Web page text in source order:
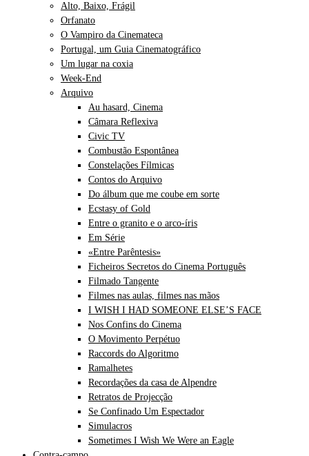
Alto, Baixo, Frágil
Orfanato
O Vampiro da Cinemateca
Portugal, um Guia Cinematográfico
Um lugar na coxia
Week-End
Arquivo
Au hasard, Cinema
Câmara Reflexiva
Civic TV
Combustão Espontânea
Constelações Fílmicas
Contos do Arquivo
Do álbum que me coube em sorte
Ecstasy of Gold
Entre o granito e o arco-íris
Em Série
«Entre Parêntesis»
Ficheiros Secretos do Cinema Português
Filmado Tangente
Filmes nas aulas, filmes nas mãos
I WISH I HAD SOMEONE ELSE’S FACE
Nos Confins do Cinema
O Movimento Perpétuo
Raccords do Algoritmo
Ramalhetes
Recordações da casa de Alpendre
Retratos de Projecção
Se Confinado Um Espectador
Simulacros
Sometimes I Wish We Were an Eagle